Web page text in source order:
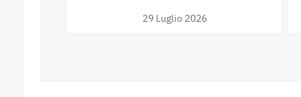
29 Luglio 2026